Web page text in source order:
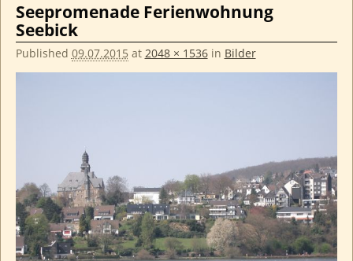
Seepromenade Ferienwohnung
Seebick
Published 09.07.2015 at 2048 × 1536in Bilder